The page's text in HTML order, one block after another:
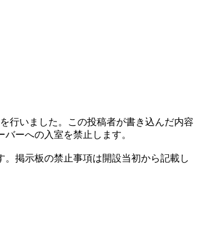
行いました。この投稿者が書き込んだ内容
ーへの入室を禁止します。
掲示板の禁止事項は開設当初から記載し